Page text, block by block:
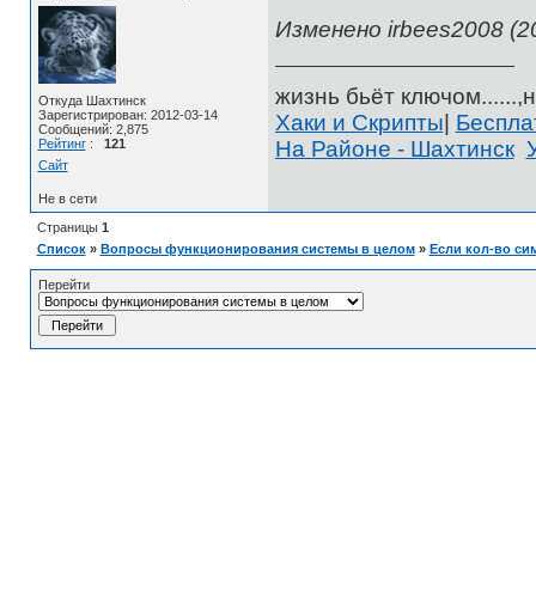
Откуда Шахтинск
Зарегистрирован: 2012-03-14
Сообщений: 2,875
Рейтинг: 121
Сайт
Изменено irbees2008
жизнь бьёт
Хаки и Скрипты
На Районе - Шахтинск
Не в сети
Страницы 1
Список » Вопросы функционирования системы в целом » Если кол-во
Перейти